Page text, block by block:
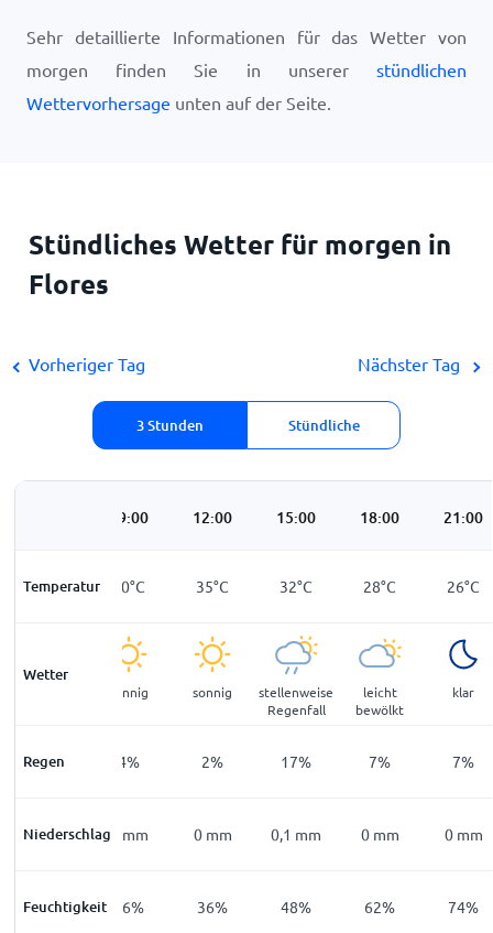
Sehr detaillierte Informationen für das Wetter von
morgen finden Sie in unserer stündlichen
Wettervorhersage unten auf der Seite.
Stündliches Wetter für morgen in
Flores
Vorheriger Tag
3 Stunden Stündliche
Nächster Tag
09:00 12:00 15:00 18:00 21:00
Temperatur
21°C 30°C 35°C 32°C 28°C 26°C
Wetter
sonnig sonnig
stellenweise
Regenfall
leicht
bewölkt
klar
Regen
24% 4% 2% 17% 7% 7%
Niederschlag
0 mm 0 mm 0 mm 0,1 mm 0 mm 0 mm
Feuchtigkeit
96% 56% 36% 48% 62% 74%